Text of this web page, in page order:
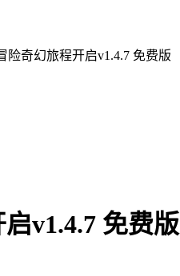
险奇幻旅程开启v1.4.7 免费版
v1.4.7 免费版